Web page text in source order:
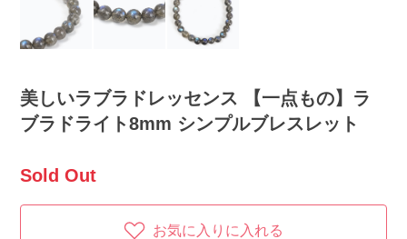
美しいラブラドレッセンス 【一点もの】ラ
ブラドライト8mm シンプルブレスレット
Sold Out
お気に入りに入れる